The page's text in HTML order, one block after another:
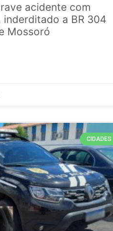
acidente com
a BR 304
Mossoró
CIDADES